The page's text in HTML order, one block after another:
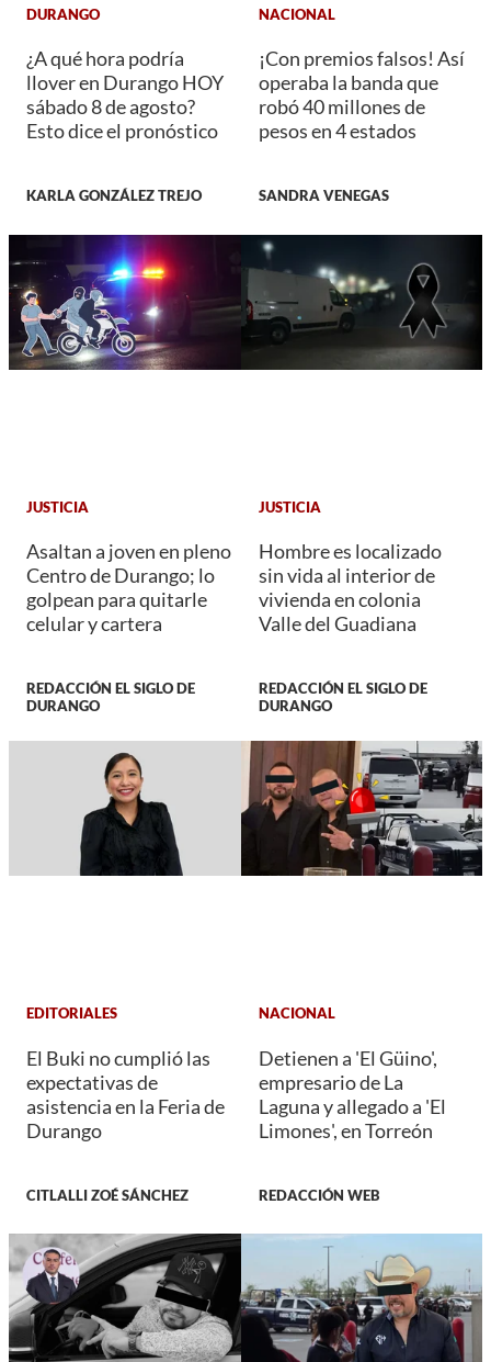
DURANGO
¿A qué hora podría
llover en Durango HOY
sábado 8 de agosto?
Esto dice el pronóstico
KARLA GONZÁLEZ TREJO
NACIONAL
¡Con premios falsos! Así
operaba la banda que
robó 40 millones de
pesos en 4 estados
SANDRA VENEGAS
JUSTICIA
Asaltan a joven en pleno
Centro de Durango; lo
golpean para quitarle
celular y cartera
REDACCIÓN EL SIGLO DE
DURANGO
JUSTICIA
Hombre es localizado
sin vida al interior de
vivienda en colonia
Valle del Guadiana
REDACCIÓN EL SIGLO DE
DURANGO
EDITORIALES
El Buki no cumplió las
expectativas de
asistencia en la Feria de
Durango
CITLALLI ZOÉ SÁNCHEZ
NACIONAL
Detienen a 'El Güino',
empresario de La
Laguna y allegado a 'El
Limones', en Torreón
REDACCIÓN WEB